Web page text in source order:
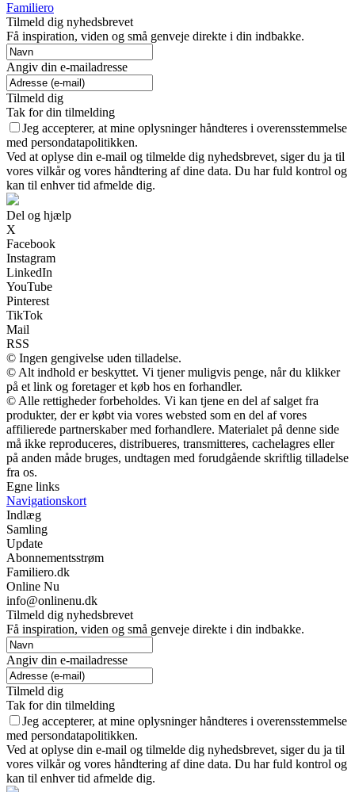
Familiero
Tilmeld dig nyhedsbrevet
Få inspiration, viden og små genveje direkte i din indbakke.
Angiv din e-mailadresse
Tilmeld dig
Tak for din tilmelding
Jeg accepterer, at mine oplysninger håndteres i overensstemmelse
med persondatapolitikken.
Ved at oplyse din e-mail og tilmelde dig nyhedsbrevet, siger du ja til
vores vilkår og vores håndtering af dine data. Du har fuld kontrol og
kan til enhver tid afmelde dig.
Del og hjælp
X
Facebook
Instagram
LinkedIn
YouTube
Pinterest
TikTok
Mail
RSS
© Ingen gengivelse uden tilladelse.
© Alt indhold er beskyttet. Vi tjener muligvis penge, når du klikker
på et link og foretager et køb hos en forhandler.
© Alle rettigheder forbeholdes. Vi kan tjene en del af salget fra
produkter, der er købt via vores websted som en del af vores
affilierede partnerskaber med forhandlere. Materialet på denne side
må ikke reproduceres, distribueres, transmitteres, cachelagres eller
på anden måde bruges, undtagen med forudgående skriftlig tilladelse
fra os.
Egne links
Navigationskort
Indlæg
Samling
Update
Abonnementsstrøm
Familiero.dk
Online Nu
info@onlinenu.dk
Tilmeld dig nyhedsbrevet
Få inspiration, viden og små genveje direkte i din indbakke.
Angiv din e-mailadresse
Tilmeld dig
Tak for din tilmelding
Jeg accepterer, at mine oplysninger håndteres i overensstemmelse
med persondatapolitikken.
Ved at oplyse din e-mail og tilmelde dig nyhedsbrevet, siger du ja til
vores vilkår og vores håndtering af dine data. Du har fuld kontrol og
kan til enhver tid afmelde dig.